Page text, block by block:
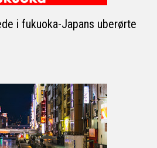
i fukuoka-Japans uberørte